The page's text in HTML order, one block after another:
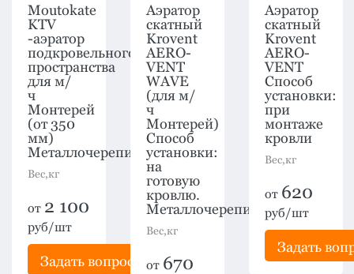
Moutokate
KTV
-аэратор
подкровельного
пространства
для м/
ч
Монтерей
(от 350
мм)
Металлочерепица
Вес,кг
от 2 100
руб/шт
Задать вопрос
Аэратор
скатный
Krovent
AERO-
VENT
WAVE
(для м/
ч
Монтерей)
Способ
установки:
на
готовую
кровлю.
Металлочерепица
Вес,кг
от 670
Аэратор
скатный
Krovent
AERO-
VENT
Способ
установки:
при
монтаже
кровли
Вес,кг
от 620
руб/шт
Задать